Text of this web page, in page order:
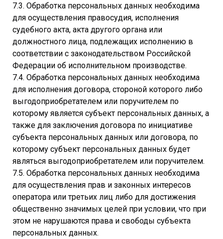
7.3. Обработка персональных данных необходима
для осуществления правосудия, исполнения
судебного акта, акта другого органа или
должностного лица, подлежащих исполнению в
соответствии с законодательством Российской
Федерации об исполнительном производстве.
7.4. Обработка персональных данных необходима
для исполнения договора, стороной которого либо
выгодоприобретателем или поручителем по
которому является субъект персональных данных, а
также для заключения договора по инициативе
субъекта персональных данных или договора, по
которому субъект персональных данных будет
являться выгодоприобретателем или поручителем.
7.5. Обработка персональных данных необходима
для осуществления прав и законных интересов
оператора или третьих лиц либо для достижения
общественно значимых целей при условии, что при
этом не нарушаются права и свободы субъекта
персональных данных.